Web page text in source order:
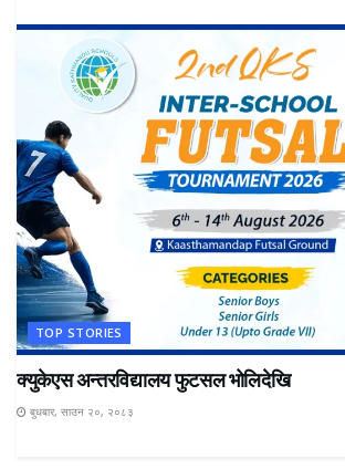
TOP STORIES
क्युकेएस अन्तरविद्यालय फुटसल भोलिदेखि
बुधबार, साउन २०, २०८३